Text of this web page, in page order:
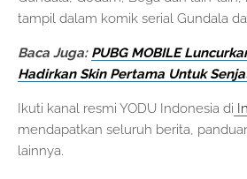
tampil dalam komik serial Gundala
Baca Juga: PUBG MOBILE
Hadirkan Skin Pertama Untuk
Ikuti kanal resmi YODU Indonesia di
mendapatkan seluruh berita,
lainnya.